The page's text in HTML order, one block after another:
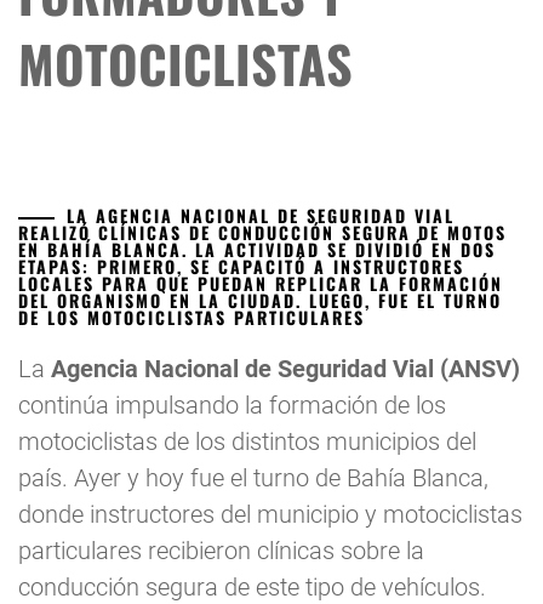
MOTOCICLISTAS
LA AGENCIA NACIONAL DE SEGURIDAD VIAL
REALIZÓ CLÍNICAS DE CONDUCCIÓN SEGURA DE MOTOS
EN BAHÍA BLANCA. LA ACTIVIDAD SE DIVIDIÓ EN DOS
ETAPAS: PRIMERO, SE CAPACITÓ A INSTRUCTORES
LOCALES PARA QUE PUEDAN REPLICAR LA FORMACIÓN
DEL ORGANISMO EN LA CIUDAD. LUEGO, FUE EL TURNO
DE LOS MOTOCICLISTAS PARTICULARES
La Agencia Nacional de Seguridad Vial (ANSV)
continúa impulsando la formación de los
motociclistas de los distintos municipios del
país. Ayer y hoy fue el turno de Bahía Blanca,
donde instructores del municipio y motociclistas
particulares recibieron clínicas sobre la
conducción segura de este tipo de vehículos.